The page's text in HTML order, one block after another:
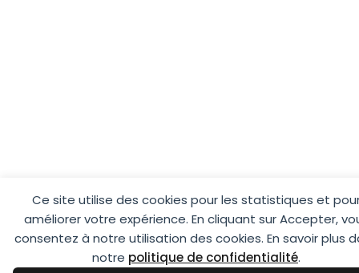
Ce site utilise des cookies pour les statistiques et
améliorer votre expérience. En cliquant sur Accepter,
consentez à notre utilisation des cookies. En savoir plus
notre politique de confidentialité.